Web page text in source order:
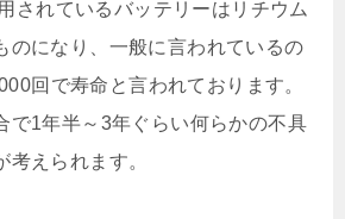
されているバッテリーはリチウム
のになり、一般に言われているの
回で寿命と言われております。
で1年半～3年ぐらい何らかの不具
えられます。